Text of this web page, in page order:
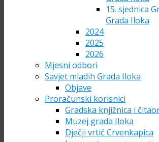
15. sjednica
Grada Iloka
2024
2025
2026
Mjesni odbori
Savjet mladih Grada Iloka
Objave
Proračunski korisnici
Gradska knjižnica i
Muzej grada Iloka
Dječji vrtić Crvenkapica